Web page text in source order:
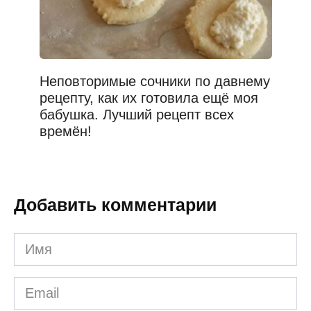
Неповторимые сочники по давнему
рецепту, как их готовила ещё моя
бабушка. Лучший рецепт всех
времён!
Добавить комментарии
Имя
*
Email